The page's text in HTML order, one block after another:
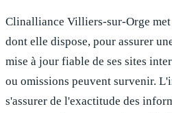
Clinalliance Villiers-sur-Orge
dont elle dispose, pour assurer
mise à jour fiable de ses sites
ou omissions peuvent survenir.
s'assurer de l'exactitude des